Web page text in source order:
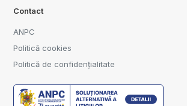
Contact
ANPC
Politică cookies
Politică de confidențialitate